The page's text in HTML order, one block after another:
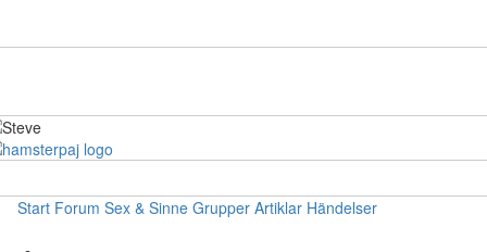
Start Forum Sex & Sinne Grupper Artiklar Händelser